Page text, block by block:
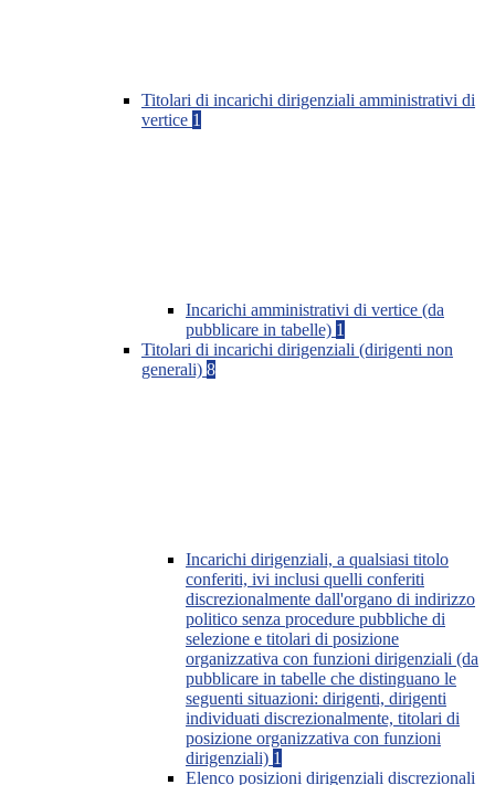
Titolari di incarichi dirigenziali amministrativi di
vertice 1
Incarichi amministrativi di vertice (da
pubblicare in tabelle) 1
Titolari di incarichi dirigenziali (dirigenti non
generali) 8
Incarichi dirigenziali, a qualsiasi titolo
conferiti, ivi inclusi quelli conferiti
discrezionalmente dall'organo di indirizzo
politico senza procedure pubbliche di
selezione e titolari di posizione
organizzativa con funzioni dirigenziali (da
pubblicare in tabelle che distinguano le
seguenti situazioni: dirigenti, dirigenti
individuati discrezionalmente, titolari di
posizione organizzativa con funzioni
dirigenziali) 1
Elenco posizioni dirigenziali discrezionali